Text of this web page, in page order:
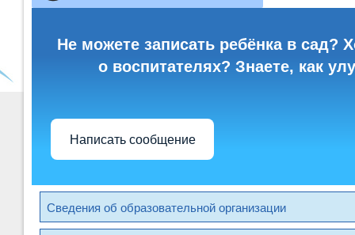
Не можете записать ребёнка в сад?
о воспитателях? Знаете, как
Написать сообщение
Сведения об образовательной организации